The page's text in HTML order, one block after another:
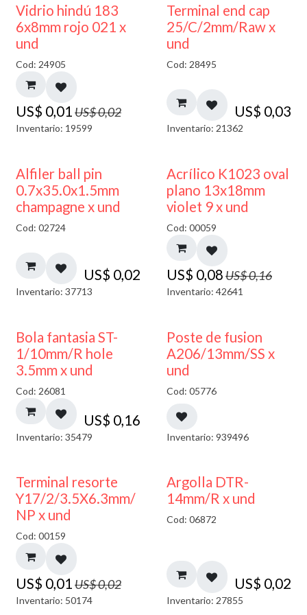
40% DESCUENTO
Vidrio hindú 183
6x8mm rojo 021 x
und
Cod: 24905
US$ 0,01US$0,02
Inventario: 19599
Terminal end cap
25/C/2mm/Raw x
und
Cod: 28495
US$ 0,03
Inventario: 21362
Alfiler ball pin
0.7x35.0x1.5mm
champagne x und
Cod: 02724
US$ 0,02
Inventario: 37713
50% DESCUENTO
Acrílico K1023 oval
plano 13x18mm
violet 9 x und
Cod: 00059
US$ 0,08US$0,16
Inventario: 42641
Bola fantasia ST-
1/10mm/R hole
3.5mm x und
Cod: 26081
US$ 0,16
Inventario: 35479
Poste de fusion
A206/13mm/SS x
und
Cod: 05776
Inventario: 939496
50% DESCUENTO
Terminal resorte
Y17/2/3.5X6.3mm/
NP x und
Cod: 00159
US$ 0,01 US$0,02
Inventario: 50174
Argolla DTR-
14mm/R x und
Cod: 06872
US$ 0,02
Inventario: 27855